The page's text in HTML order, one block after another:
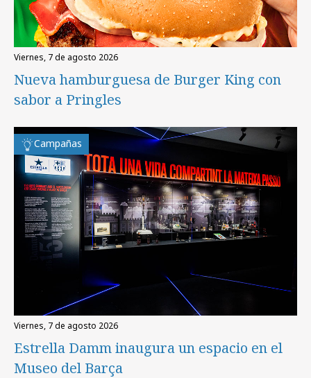
viernes, 7 de agosto 2026
Nueva hamburguesa de Burger King con
sabor a Pringles
Campañas
viernes, 7 de agosto 2026
Estrella Damm inaugura un espacio en el
Museo del Barça